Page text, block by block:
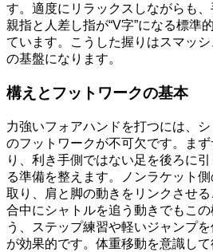
す。適度にリラックスしながらも、
親指と人差し指が“V字”になる標準
ています。こうした握りはスマッ
の基盤になります。
構えとフットワークの基本
力強いフォアハンドを打つには、
のフットワークが不可欠です。ま
り、利き手側ではない足を後ろに
る準備を整えます。ノンラケット
取り、肩と脚の動きをリンクさせ
合中にシャトルを追う動きでもこ
う、ステップ練習や軽いジャンプ
が効果的です。体重移動を意識し